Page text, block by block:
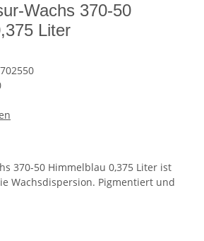
Wachs 370-50
Liter
370-50 Himmelblau 0,375 Liter ist
Wachsdispersion. Pigmentiert und